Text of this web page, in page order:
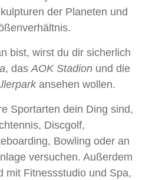
der Planeten und
bist, wirst du dir sicherlich
, dasAOK Stadion und die
ansehen wollen.
Sportarten dein Ding sind,
Discgolf,
Bowling oder an
versuchen. Außerdem
mit Fitnessstudio und Spa,